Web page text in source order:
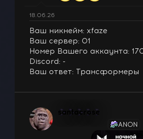
18.06.26
Ваш никнейм: xfaze
Ваш сервер: 01
Номер Вашего аккаунта:
Discord: -
Ваш ответ: Трансформеры
santacrose
ANON